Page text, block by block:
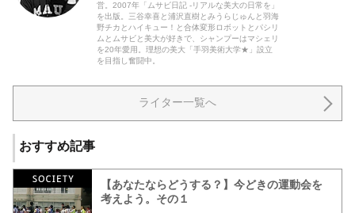
営。2007年「ムサビ日記 -リアルな美大の日常を」
を出版。三谷幸喜と浦沢直樹とみうらじゅんと羽海
野チカとハイキュー！と合体変形ロボットとパシリ
ムとムサビと美大が好きで、シャンプーはマシェリ
を20年愛用。理想の美大「手羽美術大学★」設立
を目指し奮闘中。
ライター一覧へ
おすすめ記事
【あなたならどうする？】今どきの運動会を
考えよう。その１